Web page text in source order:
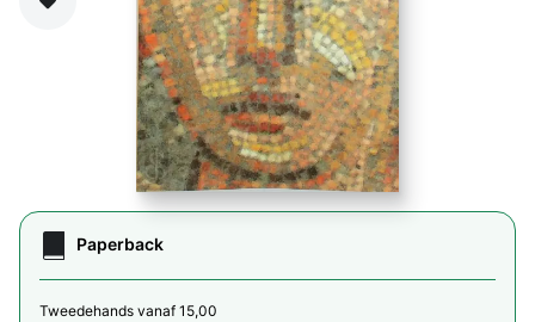
Paperback
Tweedehands vanaf 15,00